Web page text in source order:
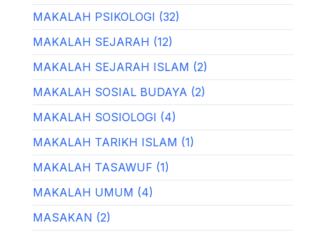
MAKALAH PSIKOLOGI (32)
MAKALAH SEJARAH (12)
MAKALAH SEJARAH ISLAM (2)
MAKALAH SOSIAL BUDAYA (2)
MAKALAH SOSIOLOGI (4)
MAKALAH TARIKH ISLAM (1)
MAKALAH TASAWUF (1)
MAKALAH UMUM (4)
MASAKAN (2)